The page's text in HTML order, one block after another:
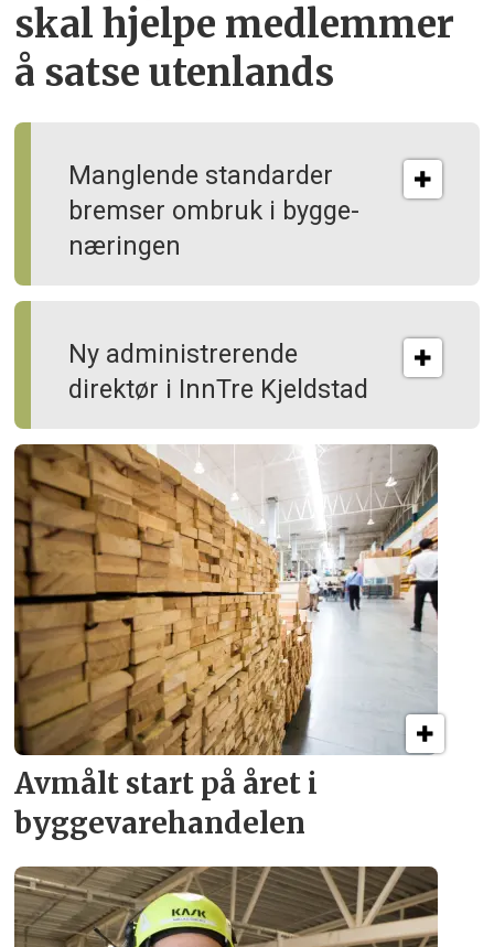
skal hjelpe medlemmer
å satse utenlands
Manglende standarder
bremser ombruk i bygge­
næringen
Ny administrerende
direktør i InnTre Kjeldstad
Avmålt start på året i
byggevare­handelen